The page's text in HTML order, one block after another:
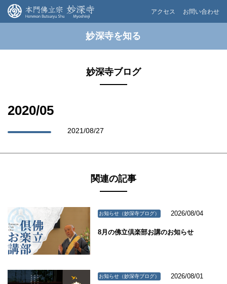
アクセス お問い合わせ
妙深寺を知る
妙深寺ブログ
2020/05
2021/08/27
関連の記事
お知らせ（妙深寺ブログ） 2026/08/04
8月の佛立倶楽部お講のお知らせ
お知らせ（妙深寺ブログ） 2026/08/01